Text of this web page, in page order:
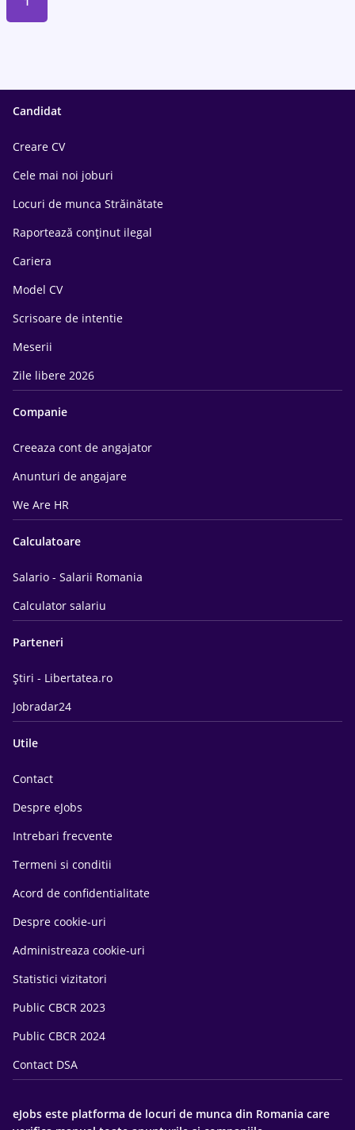
Candidat
Creare CV
Cele mai noi joburi
Locuri de munca Străinătate
Raportează conținut ilegal
Cariera
Model CV
Scrisoare de intentie
Meserii
Zile libere 2026
Companie
Creeaza cont de angajator
Anunturi de angajare
We Are HR
Calculatoare
Salario - Salarii Romania
Calculator salariu
Parteneri
Știri - Libertatea.ro
Jobradar24
Utile
Contact
Despre eJobs
Intrebari frecvente
Termeni si conditii
Acord de confidentialitate
Despre cookie-uri
Administreaza cookie-uri
Statistici vizitatori
Public CBCR 2023
Public CBCR 2024
Contact DSA
eJobs este platforma de locuri de munca din Romania care